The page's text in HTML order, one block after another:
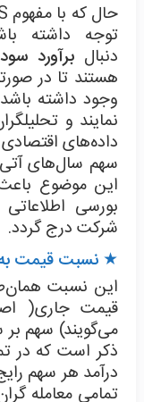
توجه داشته
دنبالبرآورد
هستند تا در
وجود داشته
نمایند و
داده‌های
سهم سال‌های
این موضوع
شرکت درج گردد.
★ نسبت قیمت به
این نسبت
قیمت جاری(
می‌گویند) سهم
ذکر است که در
درآمد هر سهم
تمامی معامله